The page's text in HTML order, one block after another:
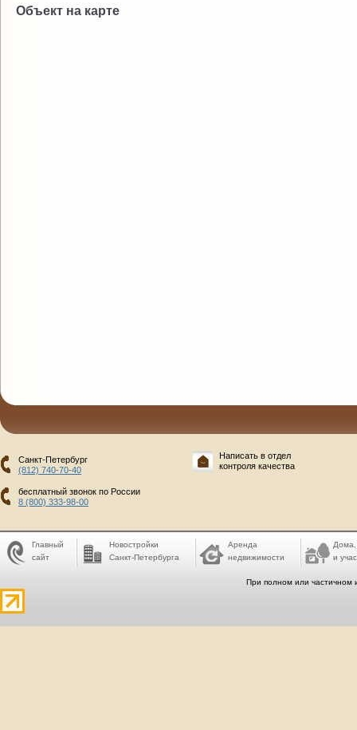
Объект на карте
Санкт-Петербург
(812) 740-70-40
бесплатный звонок по России
8 (800) 333-98-00
Написать в отдел
контроля качества
Главный
сайт
Новостройки
Санкт-Петербурга
Аренда
недвижимости
Дома,
и
При полном или частичном